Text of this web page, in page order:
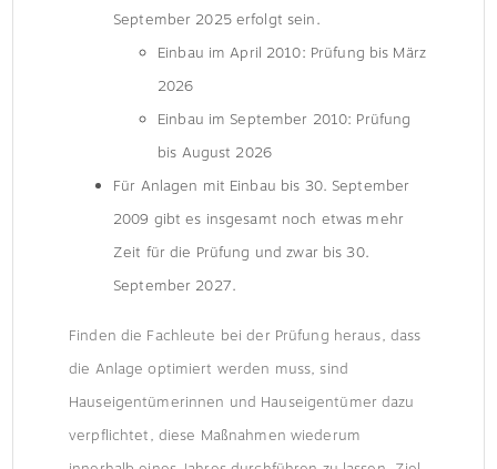
September 2025 erfolgt sein.
Einbau im April 2010: Prüfung bis März
2026
Einbau im September 2010: Prüfung
bis August 2026
Für Anlagen mit Einbau bis 30. September
2009 gibt es insgesamt noch etwas mehr
Zeit für die Prüfung und zwar bis 30.
September 2027.
Finden die Fachleute bei der Prüfung heraus, dass
die Anlage optimiert werden muss, sind
Hauseigentümerinnen und Hauseigentümer dazu
verpflichtet, diese Maßnahmen wiederum